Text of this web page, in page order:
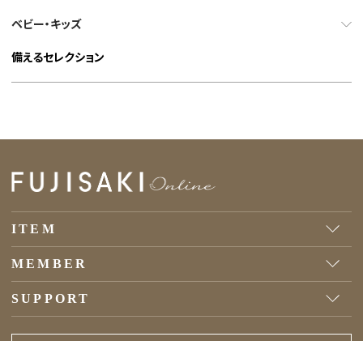
ベビー・キッズ
備えるセレクション
ITEM
MEMBER
SUPPORT